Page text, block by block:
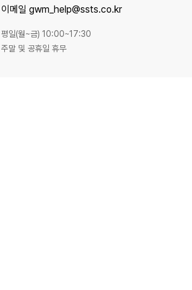
이메일 gwm_help@ssts.co.kr
평일(월~금) 10:00~17:30
주말 및 공휴일 휴무